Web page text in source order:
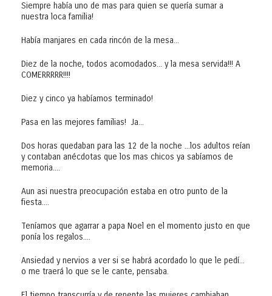
Siempre había uno de mas para quien se quería sumar a
nuestra loca familia!
Había manjares en cada rincón de la mesa...
Diez de la noche, todos acomodados... y la mesa servida!!! A
COMERRRRR!!!!
Diez y cinco ya habíamos terminado!
Pasa en las mejores familias! Ja...
Dos horas quedaban para las 12 de la noche ...los adultos reían
y contaban anécdotas que los mas chicos ya sabíamos de
memoria....
Aun asi nuestra preocupación estaba en otro punto de la
fiesta....
Teníamos que agarrar a papa Noel en el momento justo en que
ponía los regalos....
Ansiedad y nervios a ver si se habrá acordado lo que le pedí...
o me traerá lo que se le cante, pensaba.